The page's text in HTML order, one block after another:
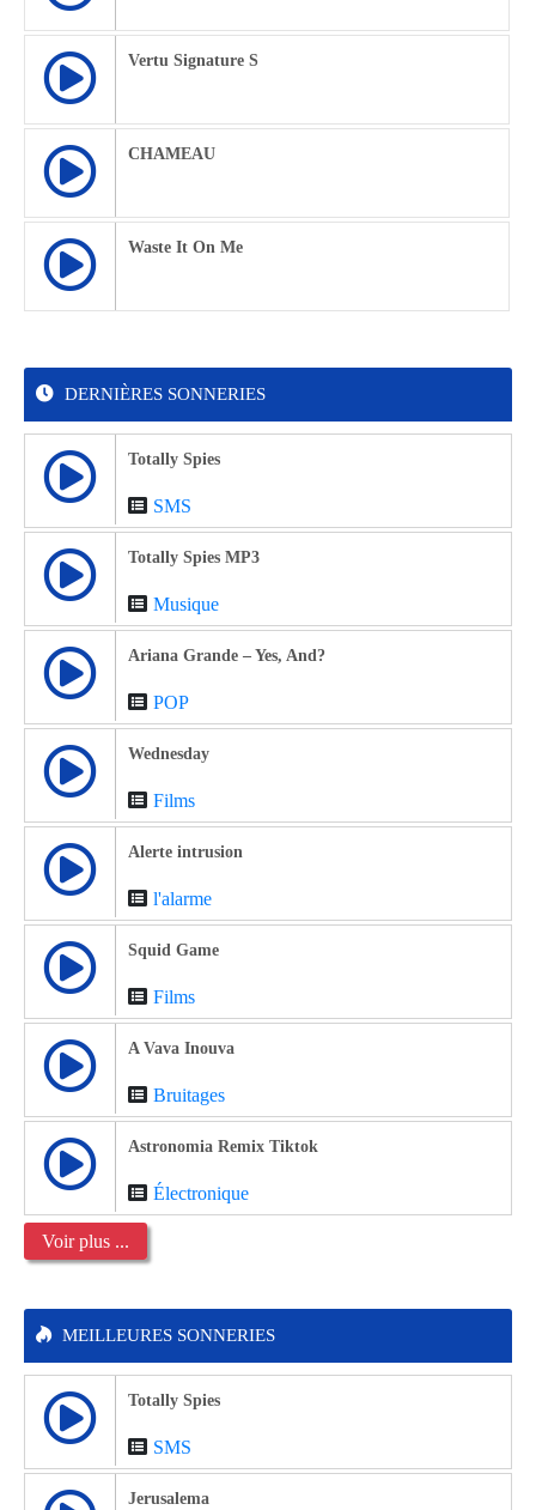
Vertu Signature S
CHAMEAU
Waste It On Me
DERNIÈRES SONNERIES
Totally Spies
SMS
Totally Spies MP3
Musique
Ariana Grande – Yes, And?
POP
Wednesday
Films
Alerte intrusion
l'alarme
Squid Game
Films
A Vava Inouva
Bruitages
Astronomia Remix Tiktok
Électronique
Voir plus ...
MEILLEURES SONNERIES
Totally Spies
SMS
Jerusalema